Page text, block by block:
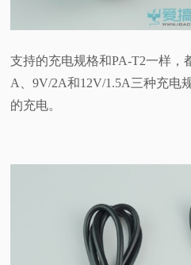
支持的充电规格和PA-T2一样，
A、9V/2A和12V/1.5A三种充电
的充电。